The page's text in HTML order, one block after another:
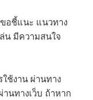
อชี้แนะ แนวทาง
น มีความสนใจ
ช้งาน ผ่านทาง
นทางเว็บ ถ้าหาก